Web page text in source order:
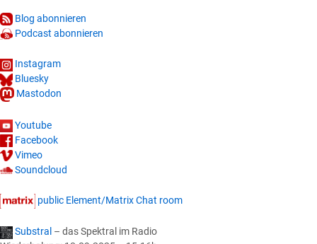
Blog abonnieren
Podcast abonnieren
Instagram
Bluesky
Mastodon
Youtube
Facebook
Vimeo
Soundcloud
public Element/Matrix Chat room
Substral – das Spektral im Radio